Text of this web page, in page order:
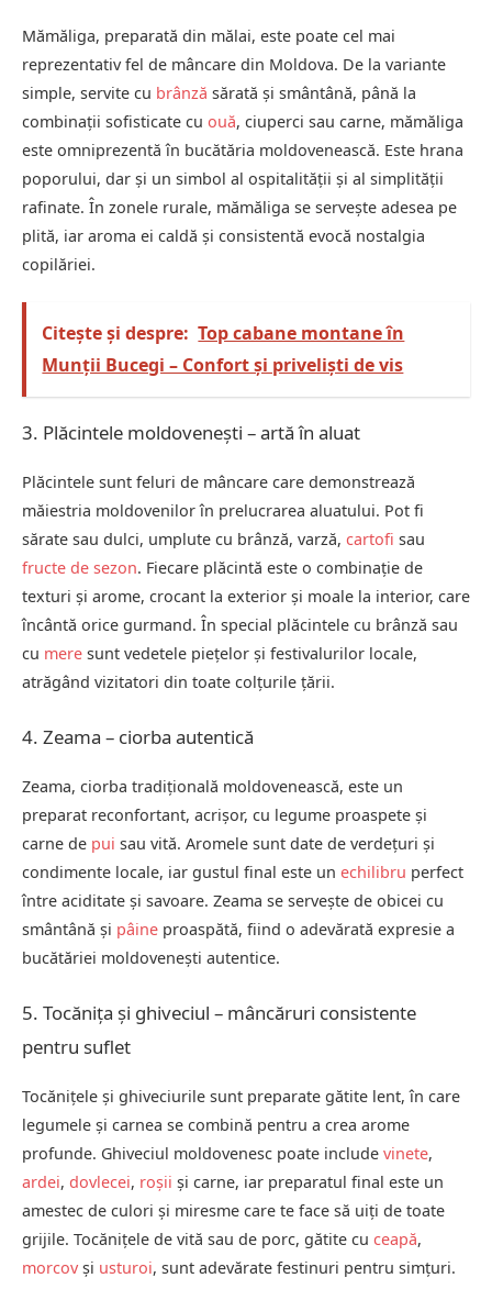
Mămăliga, preparată din mălai, este poate cel mai
reprezentativ fel de mâncare din Moldova. De la variante
simple, servite cu brânză sărată și smântână, până la
combinații sofisticate cu ouă, ciuperci sau carne, mămăliga
este omniprezentă în bucătăria moldovenească. Este hrana
poporului, dar și un simbol al ospitalității și al simplității
rafinate. În zonele rurale, mămăliga se servește adesea pe
plită, iar aroma ei caldă și consistentă evocă nostalgia
copilăriei.
Citește și despre: Top cabane montane în
Munții Bucegi – Confort și priveliști de vis
3. Plăcintele moldovenești – artă în aluat
Plăcintele sunt feluri de mâncare care demonstrează
măiestria moldovenilor în prelucrarea aluatului. Pot fi
sărate sau dulci, umplute cu brânză, varză, cartofi sau
fructe de sezon. Fiecare plăcintă este o combinație de
texturi și arome, crocant la exterior și moale la interior, care
încântă orice gurmand. În special plăcintele cu brânză sau
cu mere sunt vedetele piețelor și festivalurilor locale,
atrăgând vizitatori din toate colțurile țării.
4. Zeama – ciorba autentică
Zeama, ciorba tradițională moldovenească, este un
preparat reconfortant, acrișor, cu legume proaspete și
carne de pui sau vită. Aromele sunt date de verdețuri și
condimente locale, iar gustul final este un echilibru perfect
între aciditate și savoare. Zeama se servește de obicei cu
smântână și pâine proaspătă, fiind o adevărată expresie a
bucătăriei moldovenești autentice.
5. Tocănița și ghiveciul – mâncăruri consistente
pentru suflet
Tocănițele și ghiveciurile sunt preparate gătite lent, în care
legumele și carnea se combină pentru a crea arome
profunde. Ghiveciul moldovenesc poate include vinete,
ardei, dovlecei, roșii și carne, iar preparatul final este un
amestec de culori și miresme care te face să uiți de toate
grijile. Tocănițele de vită sau de porc, gătite cu ceapă,
morcov și usturoi, sunt adevărate festinuri pentru simțuri.